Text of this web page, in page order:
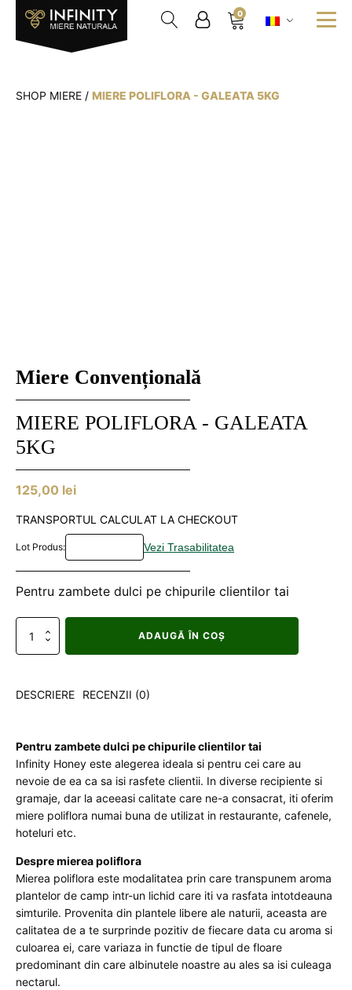
0
SHOP MIERE / MIERE POLIFLORA - GALEATA 5KG
Miere Convențională
MIERE POLIFLORA - GALEATA
5KG
125,00 lei
TRANSPORTUL CALCULAT LA CHECKOUT
Lot Produs:
Pentru zambete dulci pe chipurile clientilor tai
Cantitate
Galeata
ADAUGĂ ÎN COȘ
DESCRIERE RECENZII (0)
Pentru zambete dulci pe chipurile clientilor tai
Infinity Honey este alegerea ideala si pentru cei care au
nevoie de ea ca sa isi rasfete clientii. In diverse recipiente si
gramaje, dar la aceeasi calitate care ne-a consacrat, iti oferim
miere poliflora numai buna de utilizat in restaurante, cafenele,
hoteluri etc.
Despre mierea poliflora
Mierea poliflora este modalitatea prin care transpunem aroma
plantelor de camp intr-un lichid care iti va rasfata intotdeauna
simturile. Provenita din plantele libere ale naturii, aceasta are
calitatea de a te surprinde pozitiv de fiecare data cu aroma si
culoarea ei, care variaza in functie de tipul de floare
predominant din care albinutele noastre au ales sa isi culeaga
nectarul.